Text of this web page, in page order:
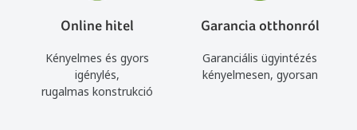
Online hitel
Kényelmes és gyors
igénylés,
rugalmas konstrukció
Garancia otthonról
Garanciális ügyintézés
kényelmesen, gyorsan